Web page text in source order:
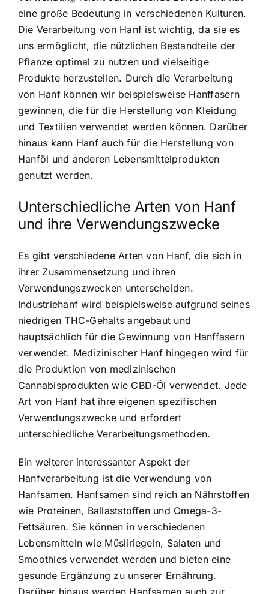
eine große Bedeutung in verschiedenen Kulturen.
Die Verarbeitung von Hanf ist wichtig, da sie es
uns ermöglicht, die nützlichen Bestandteile der
Pflanze optimal zu nutzen und vielseitige
Produkte herzustellen. Durch die Verarbeitung
von Hanf können wir beispielsweise Hanffasern
gewinnen, die für die Herstellung von Kleidung
und Textilien verwendet werden können. Darüber
hinaus kann Hanf auch für die Herstellung von
Hanföl und anderen Lebensmittelprodukten
genutzt werden.
Unterschiedliche Arten von Hanf
und ihre Verwendungszwecke
Es gibt verschiedene Arten von Hanf, die sich in
ihrer Zusammensetzung und ihren
Verwendungszwecken unterscheiden.
Industriehanf wird beispielsweise aufgrund seines
niedrigen THC-Gehalts angebaut und
hauptsächlich für die Gewinnung von Hanffasern
verwendet. Medizinischer Hanf hingegen wird für
die Produktion von medizinischen
Cannabisprodukten wie CBD-Öl verwendet. Jede
Art von Hanf hat ihre eigenen spezifischen
Verwendungszwecke und erfordert
unterschiedliche Verarbeitungsmethoden.
Ein weiterer interessanter Aspekt der
Hanfverarbeitung ist die Verwendung von
Hanfsamen. Hanfsamen sind reich an Nährstoffen
wie Proteinen, Ballaststoffen und Omega-3-
Fettsäuren. Sie können in verschiedenen
Lebensmitteln wie Müsliriegeln, Salaten und
Smoothies verwendet werden und bieten eine
gesunde Ergänzung zu unserer Ernährung.
Darüber hinaus werden Hanfsamen auch zur